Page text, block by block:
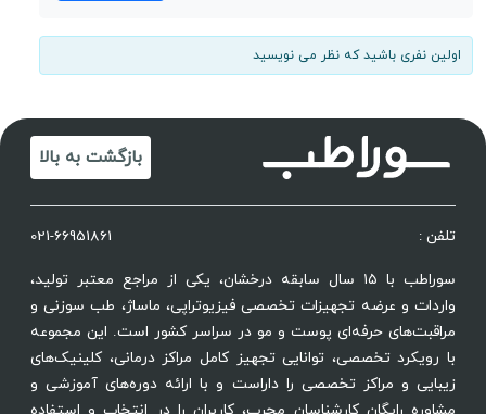
اولین نفری باشید که نظر می نویسید
بازگشت به بالا
تلفن : 021-66951861
سوراطب با ۱۵ سال سابقه درخشان، یکی از مراجع معتبر تولید،
واردات و عرضه تجهیزات تخصصی فیزیوتراپی، ماساژ، طب سوزنی و
مراقبت‌های حرفه‌ای پوست و مو در سراسر کشور است. این مجموعه
با رویکرد تخصصی، توانایی تجهیز کامل مراکز درمانی، کلینیک‌های
زیبایی و مراکز تخصصی را داراست و با ارائه دوره‌های آموزشی و